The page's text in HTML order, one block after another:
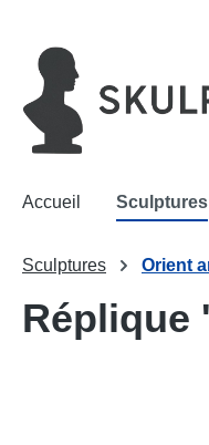
Accueil Sculptures
Sculptures Orient
Réplique